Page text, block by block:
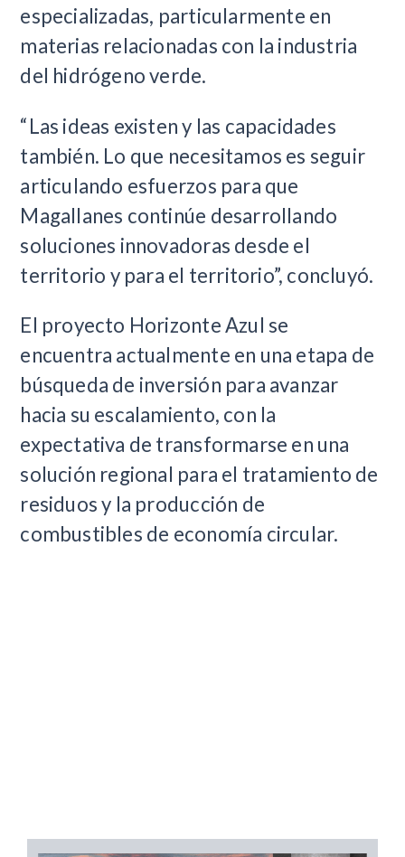
especializadas, particularmente en
materias relacionadas con la industria
del hidrógeno verde.
“Las ideas existen y las capacidades
también. Lo que necesitamos es seguir
articulando esfuerzos para que
Magallanes continúe desarrollando
soluciones innovadoras desde el
territorio y para el territorio”, concluyó.
El proyecto Horizonte Azul se
encuentra actualmente en una etapa de
búsqueda de inversión para avanzar
hacia su escalamiento, con la
expectativa de transformarse en una
solución regional para el tratamiento de
residuos y la producción de
combustibles de economía circular.